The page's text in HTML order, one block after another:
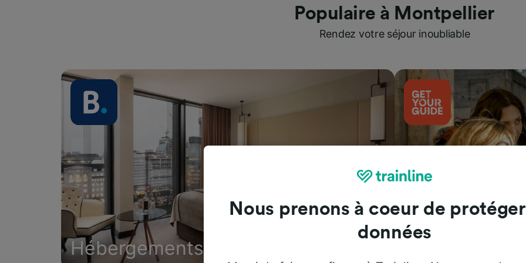
Populaire à Montpellier
Rendez votre séjour inoubliable
Hébergements
Nous prenons à coeur de
données